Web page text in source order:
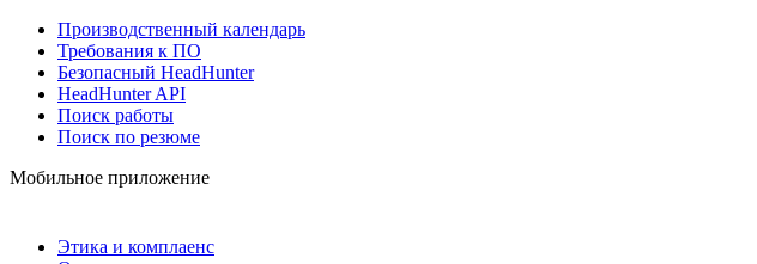
Производственный календарь
Требования к ПО
Безопасный HeadHunter
HeadHunter API
Поиск работы
Поиск по резюме
Мобильное приложение
Этика и комплаенс